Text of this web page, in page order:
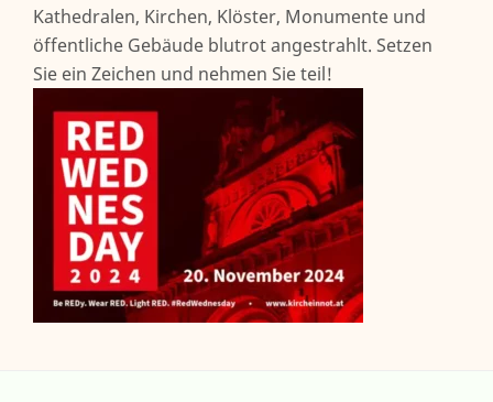
Kathedralen, Kirchen, Klöster, Monumente und
öffentliche Gebäude blutrot angestrahlt. Setzen
Sie ein Zeichen und nehmen Sie teil!